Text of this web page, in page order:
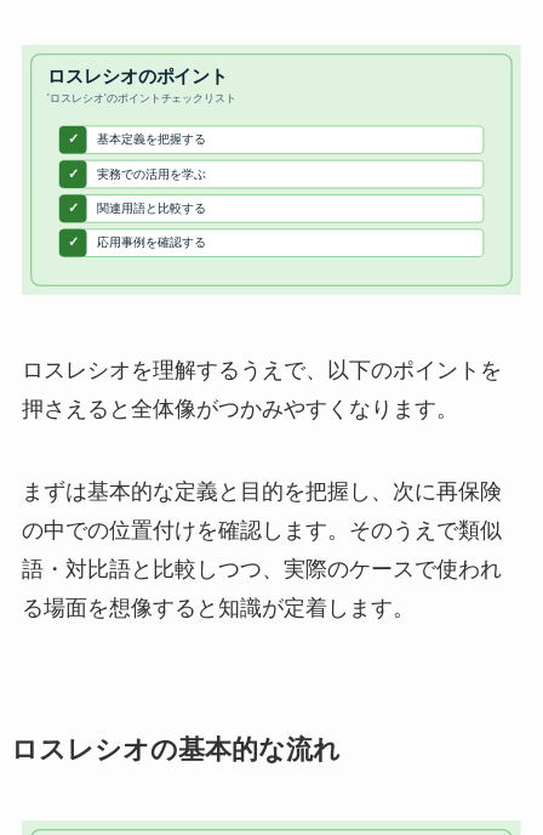
ロスレシオを理解するうえで、以下のポイントを
押さえると全体像がつかみやすくなります。
まずは基本的な定義と目的を把握し、次に再保険
の中での位置付けを確認します。そのうえで類似
語・対比語と比較しつつ、実際のケースで使われ
る場面を想像すると知識が定着します。
ロスレシオの基本的な流れ